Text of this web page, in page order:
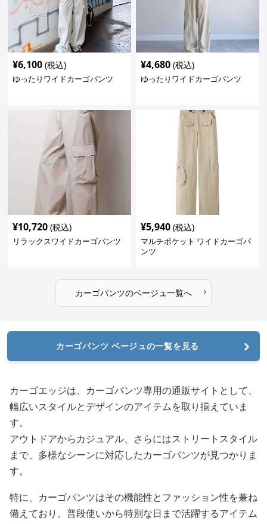
¥6,100 (税込)
ゆったりワイドカーゴパンツ
¥4,680 (税込)
ゆったりワイドカーゴパンツ
¥10,720 (税込)
リラックスワイドカーゴパンツ
¥5,940 (税込)
マルチポケット ワイドカーゴパ
ンツ
カーゴパンツのベージュ一覧へ ›
カーゴパンツ ベージュの一覧を見る
カーゴエッジは、カーゴパンツ専用の通販サイトとして、
幅広いスタイルとデザインのアイテムを取り揃えていま
す。
アウトドアからカジュアル、さらにはストリートスタイル
まで、多様なシーンに対応したカーゴパンツが見つかりま
す。
特に、カーゴパンツはその機能性とファッション性を兼ね
備えており、普段使いから特別な日まで活躍するアイテム